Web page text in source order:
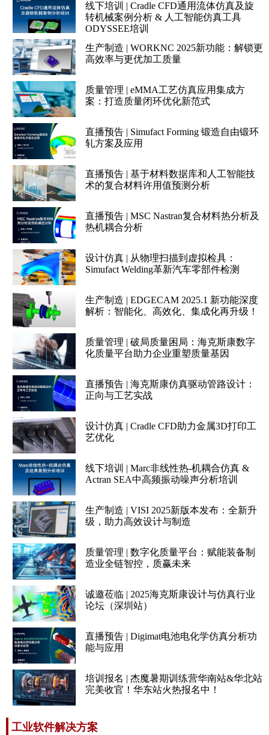
线下培训 | Cradle CFD通用流体仿真及旋
转机械案例分析 & 人工智能仿真工具
ODYSSEE培训
生产制造 | WORKNC 2025新功能：解锁更
高效率与更优加工质量
质量管理 | eMMA工艺仿真应用集成方
案：打造质量闭环优化新范式
直播预告 | Simufact Forming 锻造自由锻环
轧方案及应用
直播预告 | 基于材料数据库和人工智能技
术的复合材料许用值预测分析
直播预告 | MSC Nastran复合材料热分析及
热机耦合分析
设计仿真 | 从物理扫描到虚拟检具：
Simufact Welding革新汽车零部件检测
生产制造 | EDGECAM 2025.1 新功能深度
解析：智能化、高效化、集成化再升级！
质量管理 | 破局质量困局：海克斯康数字
化质量平台助力企业重塑质量基因
直播预告 | 海克斯康仿真驱动管路设计：
正向与工艺实战
设计仿真 | Cradle CFD助力金属3D打印工
艺优化
线下培训 | Marc非线性热-机耦合仿真 &
Actran SEA中高频振动噪声分析培训
生产制造 | VISI 2025新版本发布：全新升
级，助力高效设计与制造
质量管理 | 数字化质量平台：赋能装备制
造业全链智控，质赢未来
诚邀莅临 | 2025海克斯康设计与仿真行业
论坛（深圳站）
直播预告 | Digimat电池电化学仿真分析功
能与应用
培训报名 | 杰魔暑期训练营华南站&华北站
完美收官！华东站火热报名中！
工业软件解决方案